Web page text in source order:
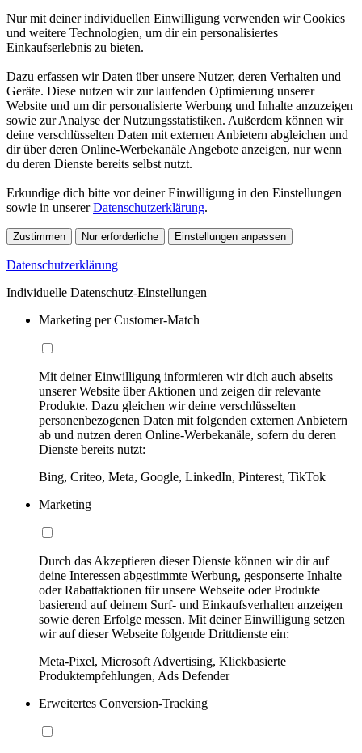
Nur mit deiner individuellen Einwilligung verwenden wir Cookies
und weitere Technologien, um dir ein personalisiertes
Einkaufserlebnis zu bieten.
Dazu erfassen wir Daten über unsere Nutzer, deren Verhalten und
Geräte. Diese nutzen wir zur laufenden Optimierung unserer
Website und um dir personalisierte Werbung und Inhalte anzuzeigen
sowie zur Analyse der Nutzungsstatistiken. Außerdem können wir
deine verschlüsselten Daten mit externen Anbietern abgleichen und
dir über deren Online-Werbekanäle Angebote anzeigen, nur wenn
du deren Dienste bereits selbst nutzt.
Erkundige dich bitte vor deiner Einwilligung in den Einstellungen
sowie in unsererDatenschutzerklärung.
Zustimmen Nur erforderliche Einstellungen anpassen
Datenschutzerklärung
Individuelle Datenschutz-Einstellungen
Marketing per Customer-Match
Mit deiner Einwilligung informieren wir dich auch abseits
unserer Website über Aktionen und zeigen dir relevante
Produkte. Dazu gleichen wir deine verschlüsselten
personenbezogenen Daten mit folgenden externen Anbietern
ab und nutzen deren Online-Werbekanäle, sofern du deren
Dienste bereits nutzt:
Bing, Criteo, Meta, Google, LinkedIn, Pinterest, TikTok
Marketing
Durch das Akzeptieren dieser Dienste können wir dir auf
deine Interessen abgestimmte Werbung, gesponserte Inhalte
oder Rabattaktionen für unsere Webseite oder Produkte
basierend auf deinem Surf- und Einkaufsverhalten anzeigen
sowie deren Erfolge messen. Mit deiner Einwilligung setzen
wir auf dieser Webseite folgende Drittdienste ein:
Meta-Pixel, Microsoft Advertising, Klickbasierte
Produktempfehlungen, Ads Defender
Erweitertes Conversion-Tracking